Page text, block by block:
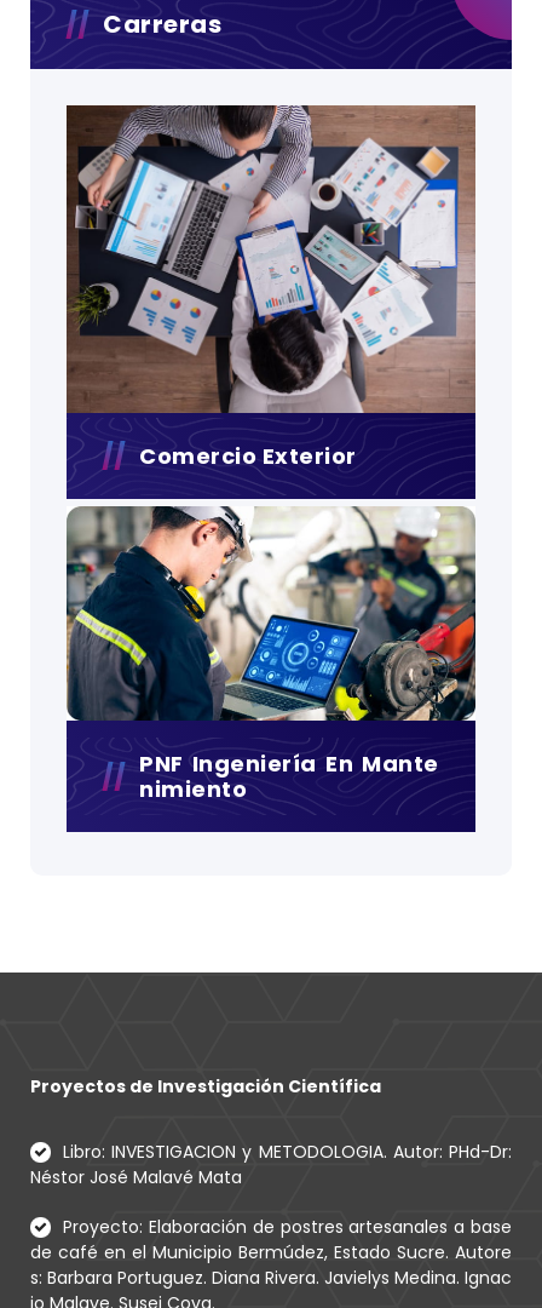
Carreras
Comercio Exterior
PNF Ingeniería En Mante
Nimiento
Proyectos de Investigación Científica
Libro: INVESTIGACION y METODOLOGIA. Autor: PHd-Dr:
Néstor José Malavé Mata
Proyecto: Elaboración de postres artesanales a base
de café en el Municipio Bermúdez, Estado Sucre. Autore
s: Barbara Portuguez. Diana Rivera. Javielys Medina. Ignac